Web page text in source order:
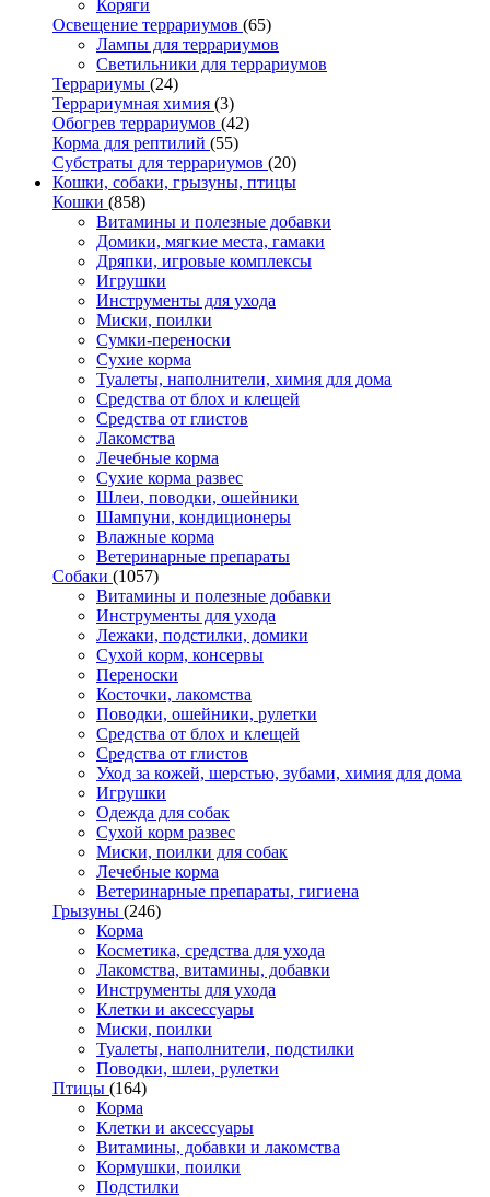
Коряги
Освещение террариумов (65)
Лампы для террариумов
Светильники для террариумов
Террариумы (24)
Террариумная химия (3)
Обогрев террариумов (42)
Корма для рептилий (55)
Субстраты для террариумов (20)
Кошки, собаки, грызуны, птицы
Кошки (858)
Витамины и полезные добавки
Домики, мягкие места, гамаки
Дряпки, игровые комплексы
Игрушки
Инструменты для ухода
Миски, поилки
Сумки-переноски
Сухие корма
Туалеты, наполнители, химия для дома
Средства от блох и клещей
Средства от глистов
Лакомства
Лечебные корма
Сухие корма развес
Шлеи, поводки, ошейники
Шампуни, кондиционеры
Влажные корма
Ветеринарные препараты
Собаки (1057)
Витамины и полезные добавки
Инструменты для ухода
Лежаки, подстилки, домики
Сухой корм, консервы
Переноски
Косточки, лакомства
Поводки, ошейники, рулетки
Средства от блох и клещей
Средства от глистов
Уход за кожей, шерстью, зубами, химия для дома
Игрушки
Одежда для собак
Сухой корм развес
Миски, поилки для собак
Лечебные корма
Ветеринарные препараты, гигиена
Грызуны (246)
Корма
Косметика, средства для ухода
Лакомства, витамины, добавки
Инструменты для ухода
Клетки и аксессуары
Миски, поилки
Туалеты, наполнители, подстилки
Поводки, шлеи, рулетки
Птицы (164)
Корма
Клетки и аксессуары
Витамины, добавки и лакомства
Кормушки, поилки
Подстилки